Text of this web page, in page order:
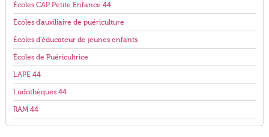
Écoles CAP Petite Enfance 44
Écoles d'auxiliaire de puériculture
Écoles d'éducateur de jeunes enfants
Écoles de Puéricultrice
LAPE 44
Ludothèques 44
RAM 44